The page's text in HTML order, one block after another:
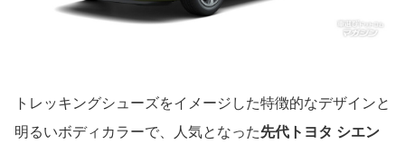
トレッキングシューズをイメージした特徴的なデザインと
明るいボディカラーで、人気となった先代トヨタ シエン